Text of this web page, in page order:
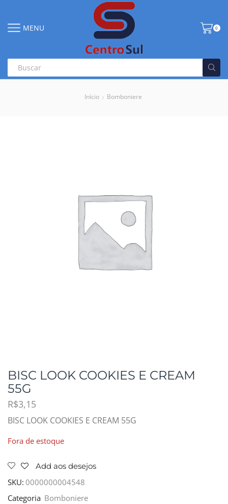
MENU 0
Início Bomboniere
BISC LOOK COOKIES E CREAM
55G
R$3,15
BISC LOOK COOKIES E CREAM 55G
Fora de estoque
Add aos desejos
SKU: 0000000004548
Categoria Bomboniere